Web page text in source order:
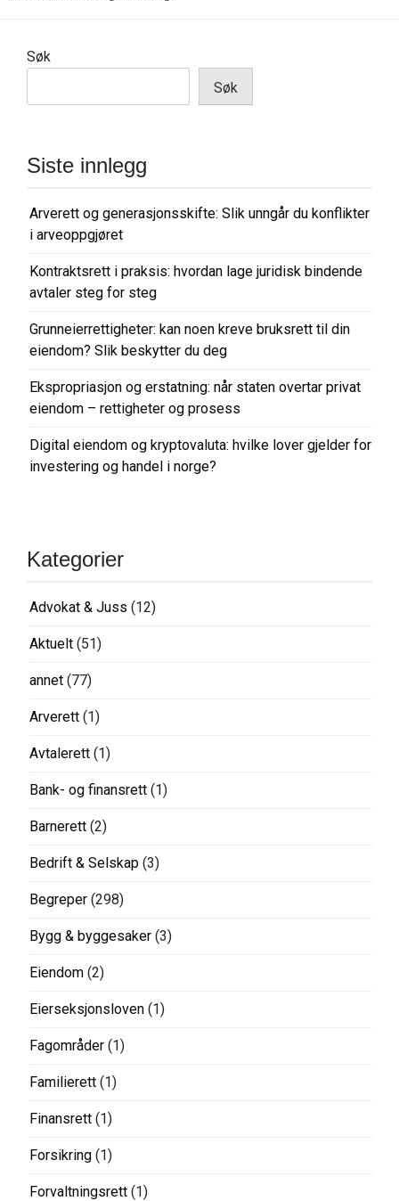
Søk
Søk
Siste innlegg
Arverett og generasjonsskifte: Slik unngår du konflikter
i arveoppgjøret
Kontraktsrett i praksis: hvordan lage juridisk bindende
avtaler steg for steg
Grunneierrettigheter: kan noen kreve bruksrett til din
eiendom? Slik beskytter du deg
Ekspropriasjon og erstatning: når staten overtar privat
eiendom – rettigheter og prosess
Digital eiendom og kryptovaluta: hvilke lover gjelder for
investering og handel i norge?
Kategorier
Advokat & Juss (12)
Aktuelt (51)
annet (77)
Arverett (1)
Avtalerett (1)
Bank- og finansrett (1)
Barnerett (2)
Bedrift & Selskap (3)
Begreper (298)
Bygg & byggesaker (3)
Eiendom (2)
Eierseksjonsloven (1)
Fagområder (1)
Familierett (1)
Finansrett (1)
Forsikring (1)
Forvaltningsrett (1)